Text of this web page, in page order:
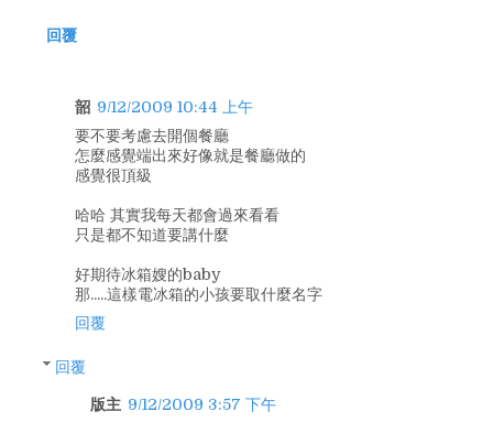
回覆
韶 9/12/2009 10:44 上午
要不要考慮去開個餐廳
怎麼感覺端出來好像就是餐廳做的
感覺很頂級
哈哈 其實我每天都會過來看看
只是都不知道要講什麼
好期待冰箱嫂的baby
那.....這樣電冰箱的小孩要取什麼名字
回覆
回覆
版主 9/12/2009 3:57 下午